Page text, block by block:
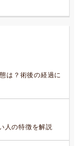
は？術後の経過に
人の特徴を解説